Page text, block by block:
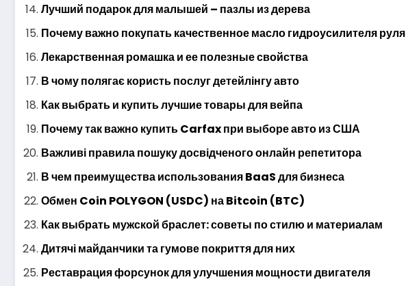
Лучший подарок для малышей – пазлы из дерева
Почему важно покупать качественное масло гидроусилителя руля
Лекарственная ромашка и ее полезные свойства
В чому полягає користь послуг детейлінгу авто
Как выбрать и купить лучшие товары для вейпа
Почему так важно купить Carfax при выборе авто из США
Важливі правила пошуку досвідченого онлайн репетитора
В чем преимущества использования BaaS для бизнеса
Обмен Coin POLYGON (USDC) на Bitcoin (BTC)
Как выбрать мужской браслет: советы по стилю и материалам
Дитячі майданчики та гумове покриття для них
Реставрация форсунок для улучшения мощности двигателя